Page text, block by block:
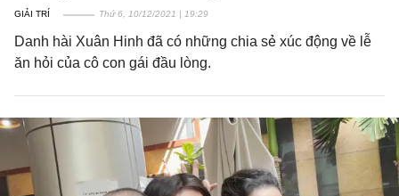
GIẢI TRÍ Thứ 6, 10/12/2021 | 19:29
Danh hài Xuân Hinh đã có những chia sẻ xúc động về lễ
ăn hỏi của cô con gái đầu lòng.